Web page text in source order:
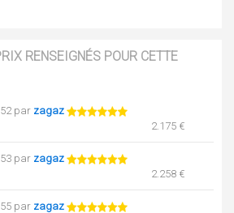
RENSEIGNÉS POUR CETTE
par zagaz
2.175 €
par zagaz
2.258 €
par zagaz